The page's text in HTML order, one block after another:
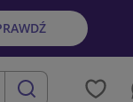
szukaj